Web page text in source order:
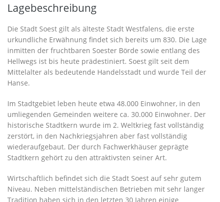
Lagebeschreibung
Die Stadt Soest gilt als älteste Stadt Westfalens, die erste
urkundliche Erwähnung findet sich bereits um 830. Die Lage
inmitten der fruchtbaren Soester Börde sowie entlang des
Hellwegs ist bis heute prädestiniert. Soest gilt seit dem
Mittelalter als bedeutende Handelsstadt und wurde Teil der
Hanse.
Im Stadtgebiet leben heute etwa 48.000 Einwohner, in den
umliegenden Gemeinden weitere ca. 30.000 Einwohner. Der
historische Stadtkern wurde im 2. Weltkrieg fast vollständig
zerstört, in den Nachkriegsjahren aber fast vollständig
wiederaufgebaut. Der durch Fachwerkhäuser geprägte
Stadtkern gehört zu den attraktivsten seiner Art.
Wirtschaftlich befindet sich die Stadt Soest auf sehr gutem
Niveau. Neben mittelständischen Betrieben mit sehr langer
Tradition haben sich in den letzten 30 Jahren einige